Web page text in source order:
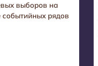
выборов на
рядов